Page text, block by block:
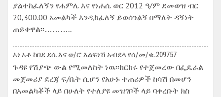
ያልተከፈለኝን የሐምሌ እና የነሐሴ ወር 2012 ዓ/ም ደመወዝ ብር
20,300.00 አመልካች እንዲከፈለኝ ይወሰንልኝ በማለት ዳኝነት
ጠይቀዋል፡፡………..
እነ አቶ ከበደ ደሴ እና ወ/ሮ እልፍነሽ አብደላ የሰ/መ/ቁ.209757
ጉዳዩ የሽያጭ ውል የሚመለከት ነዉ፡፡ክርክሩ የተጀመረው በፌዴራል
መጀመሪያ ደረጃ ፍ/ቤት ሲሆን የአሁኑ ተጠሪዎች ከሳሽ በመሆን
በአመልካቾች ላይ በሁለት የተለያዩ መዝገቦች ላይ ባቀረቡት ክስ